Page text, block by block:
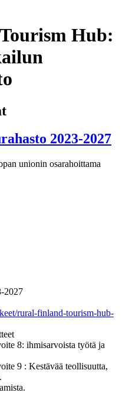
Hub:
2023-2027
2027
rural-finland-tourism-hub-